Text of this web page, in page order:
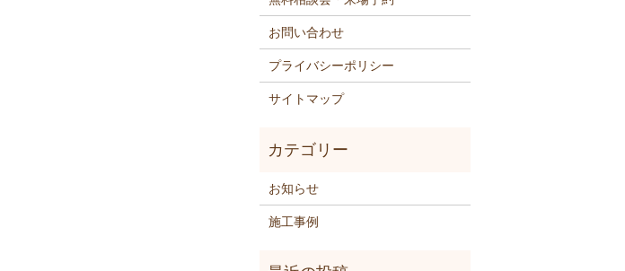
お問い合わせ
プライバシーポリシー
サイトマップ
お知らせ
施工事例